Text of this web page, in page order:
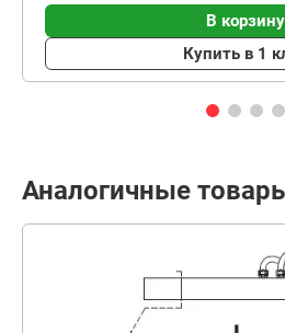
В корзину
Купить в 1
Аналогичные